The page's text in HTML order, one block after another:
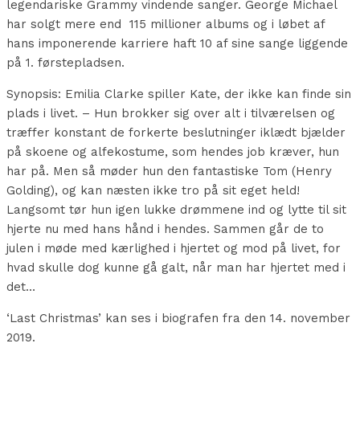
legendariske Grammy vindende sanger. George Michael
har solgt mere end 115 millioner albums og i løbet af
hans imponerende karriere haft 10 af sine sange liggende
på 1. førstepladsen.
Synopsis: Emilia Clarke spiller Kate, der ikke kan finde sin
plads i livet. – Hun brokker sig over alt i tilværelsen og
træffer konstant de forkerte beslutninger iklædt bjælder
på skoene og alfekostume, som hendes job kræver, hun
har på. Men så møder hun den fantastiske Tom (Henry
Golding), og kan næsten ikke tro på sit eget held!
Langsomt tør hun igen lukke drømmene ind og lytte til sit
hjerte nu med hans hånd i hendes. Sammen går de to
julen i møde med kærlighed i hjertet og mod på livet, for
hvad skulle dog kunne gå galt, når man har hjertet med i
det…
‘Last Christmas’ kan ses i biografen fra den 14. november
2019.